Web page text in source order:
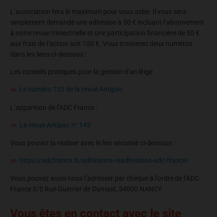
L’association fera le maximum pour vous aider. Il vous sera
simplement demandé une adhésion à 50 € incluant l’abonnement
à notre revue trimestrielle et une participation financière de 50 €
aux frais de l’action soit 100 €. Vous trouverez deux numéros
dans les liens ci-dessous :
Les conseils pratiques pour la gestion d’un litige
Le numéro 152 de la revue Antipac
L’apparition de l’ADC France :
La revue Antipac n° 149
Vous pouvez la réaliser avec le lien sécurisé ci-dessous :
https://adcfrance.fr/adhesions-readhesions-adc-france/
Vous pouvez aussi nous l’adresser par chèque à l’ordre de l’ADC
France 3/5 Rue Guerrier de Dumast, 54000 NANCY
Vous êtes en contact avec le site